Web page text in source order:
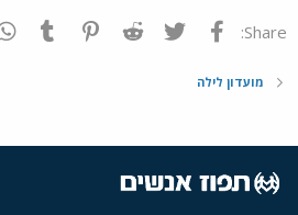
Share: פייסבוק Twitter
Reddit
Pinterest
מועדון לילה